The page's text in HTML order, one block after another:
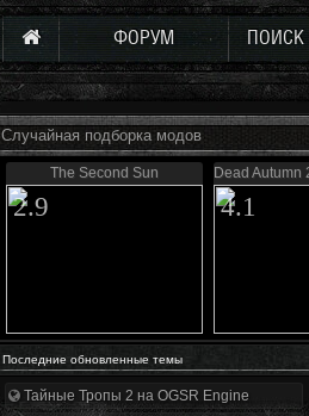
ФОРУМ ПОИСК
Случайная подборка модов
The Second Sun
2.9
Dead Autumn
4.1
Последние обновленные темы
Тайные Тропы 2 на OGSR Engine